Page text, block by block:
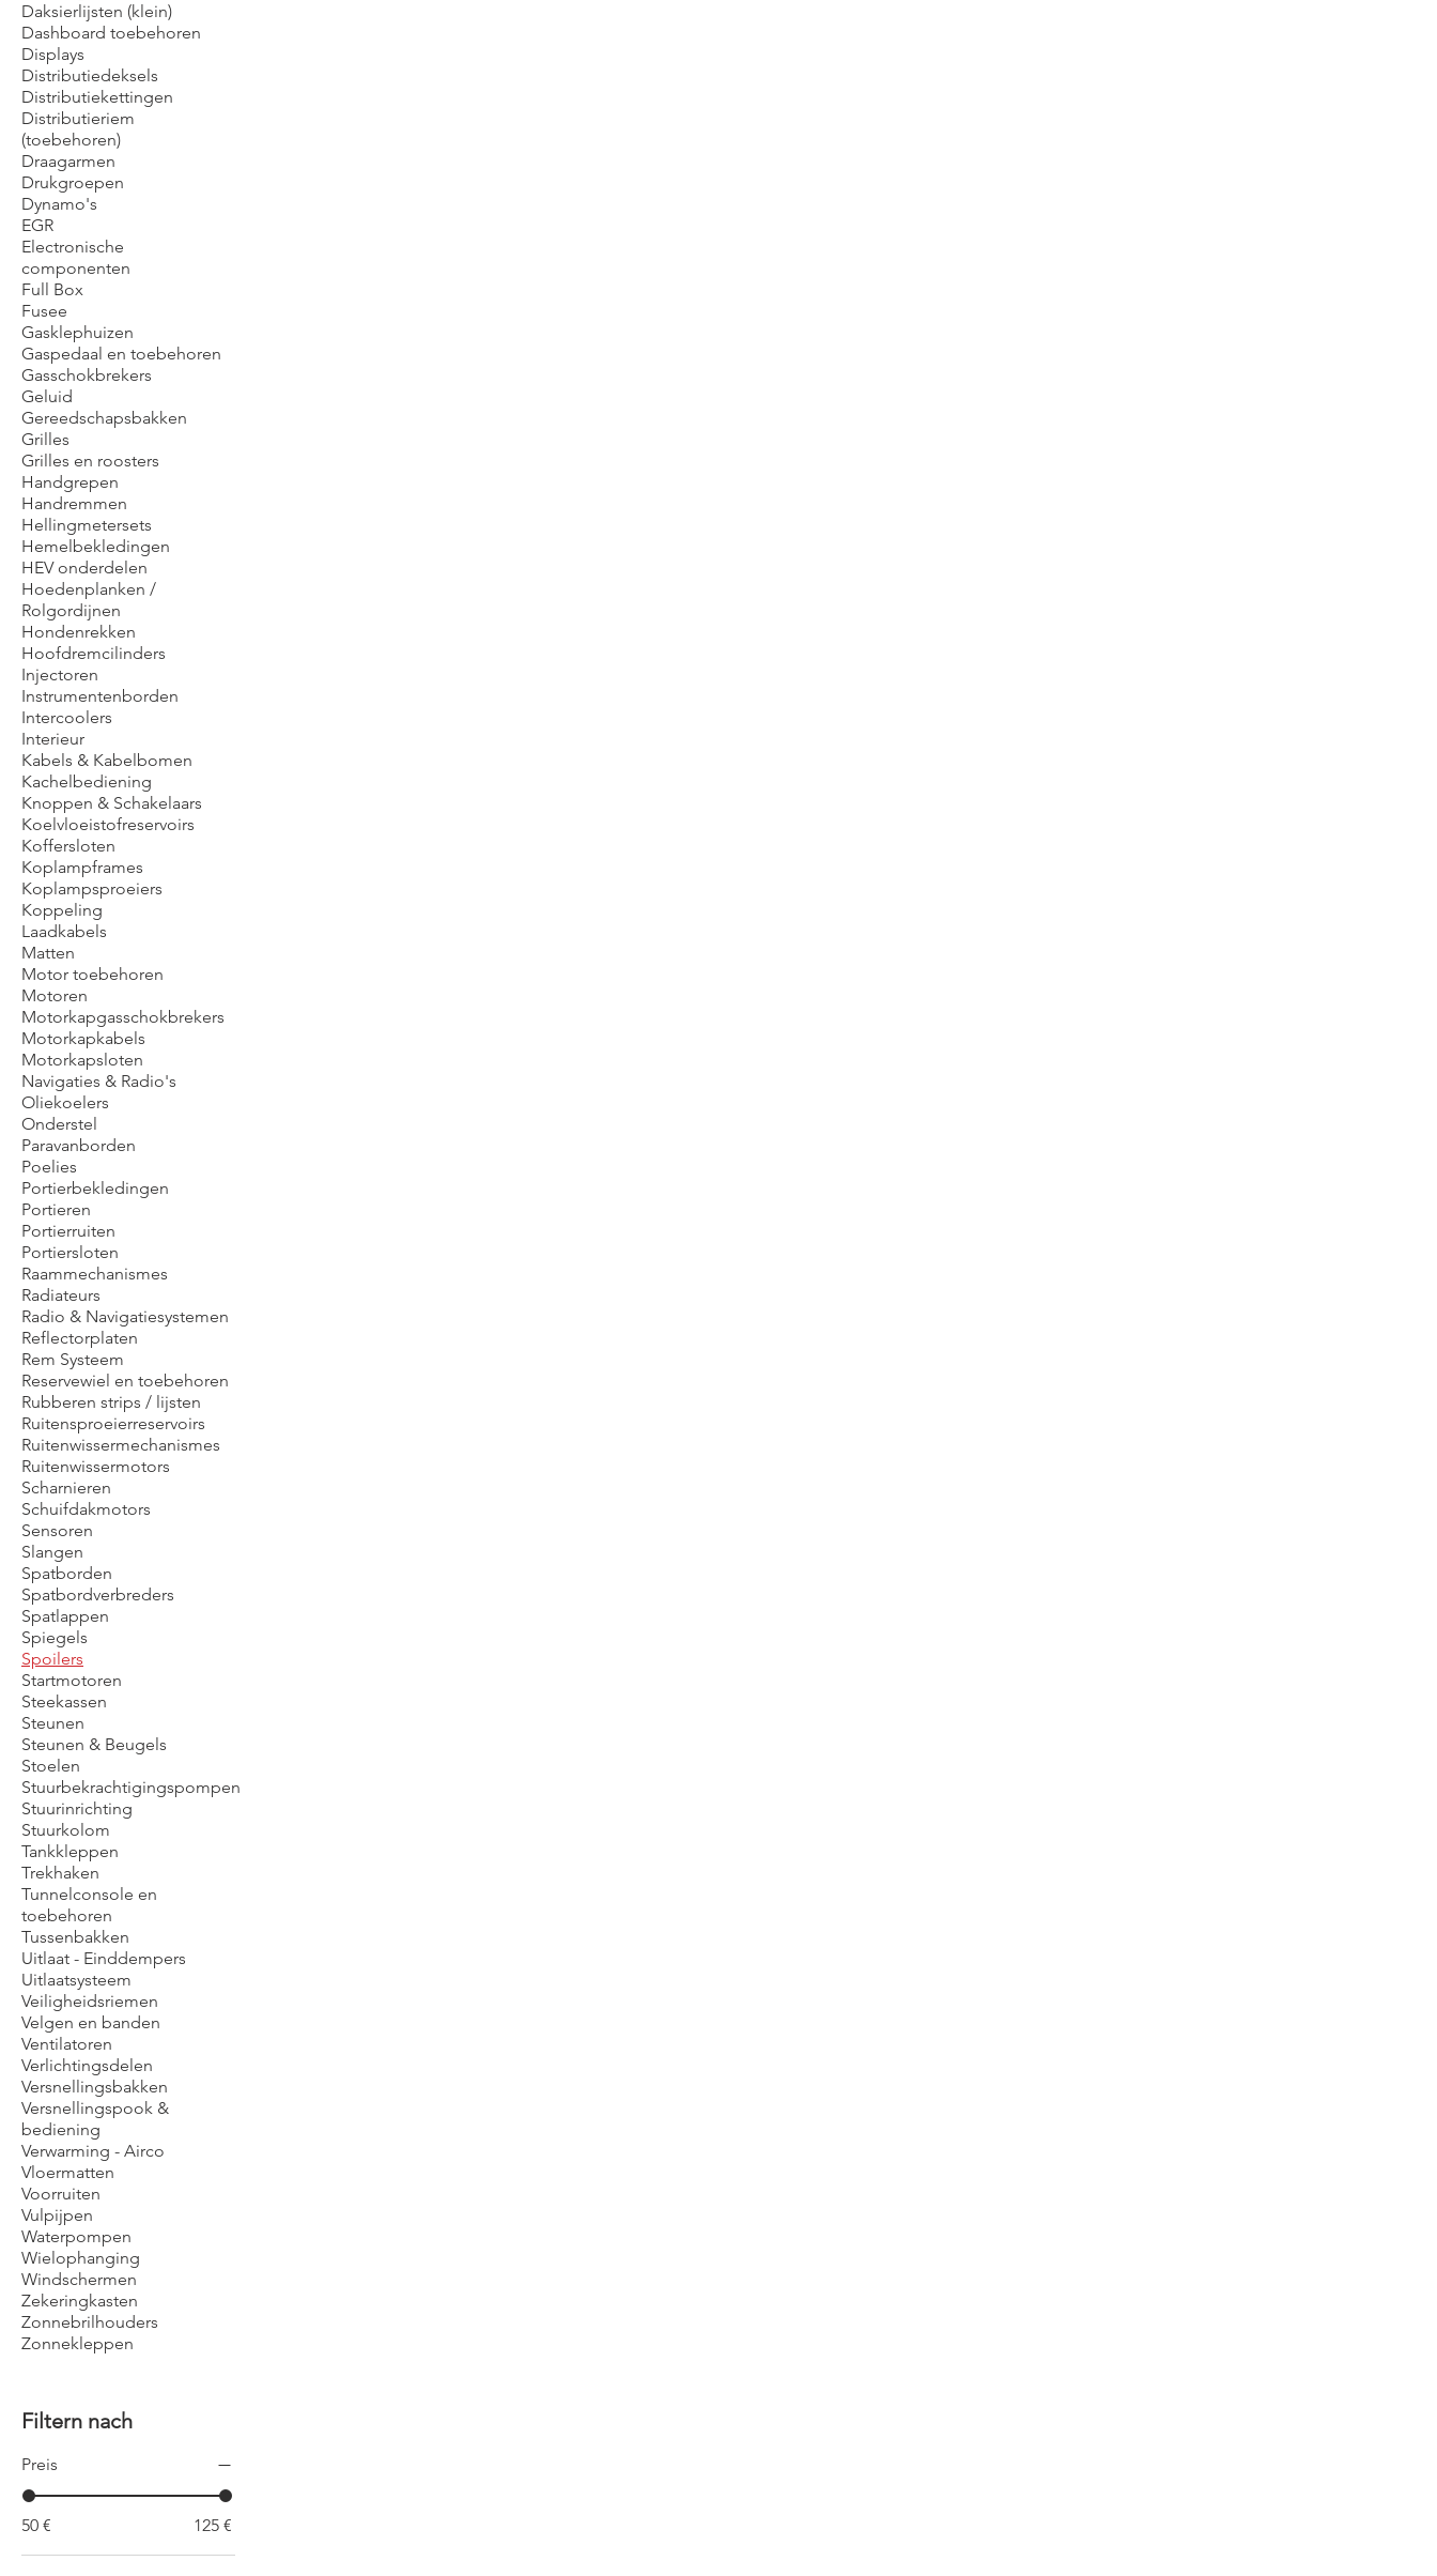
Daksierlijsten (klein)
Dashboard toebehoren
Displays
Distributiedeksels
Distributiekettingen
Distributieriem
(toebehoren)
Draagarmen
Drukgroepen
Dynamo's
EGR
Electronische
componenten
Full Box
Fusee
Gasklephuizen
Gaspedaal en toebehoren
Gasschokbrekers
Geluid
Gereedschapsbakken
Grilles
Grilles en roosters
Handgrepen
Handremmen
Hellingmetersets
Hemelbekledingen
HEV onderdelen
Hoedenplanken /
Rolgordijnen
Hondenrekken
Hoofdremcilinders
Injectoren
Instrumentenborden
Intercoolers
Interieur
Kabels & Kabelbomen
Kachelbediening
Knoppen & Schakelaars
Koelvloeistofreservoirs
Koffersloten
Koplampframes
Koplampsproeiers
Koppeling
Laadkabels
Matten
Motor toebehoren
Motoren
Motorkapgasschokbrekers
Motorkapkabels
Motorkapsloten
Navigaties & Radio's
Oliekoelers
Onderstel
Paravanborden
Poelies
Portierbekledingen
Portieren
Portierruiten
Portiersloten
Raammechanismes
Radiateurs
Radio & Navigatiesystemen
Reflectorplaten
Rem Systeem
Reservewiel en toebehoren
Rubberen strips / lijsten
Ruitensproeierreservoirs
Ruitenwissermechanismes
Ruitenwissermotors
Scharnieren
Schuifdakmotors
Sensoren
Slangen
Spatborden
Spatbordverbreders
Spatlappen
Spiegels
Spoilers
Startmotoren
Steekassen
Steunen
Steunen & Beugels
Stoelen
Stuurbekrachtigingspompen
Stuurinrichting
Stuurkolom
Tankkleppen
Trekhaken
Tunnelconsole en
toebehoren
Tussenbakken
Uitlaat - Einddempers
Uitlaatsysteem
Veiligheidsriemen
Velgen en banden
Ventilatoren
Verlichtingsdelen
Versnellingsbakken
Versnellingspook &
bediening
Verwarming - Airco
Vloermatten
Voorruiten
Vulpijpen
Waterpompen
Wielophanging
Windschermen
Zekeringkasten
Zonnebrilhouders
Zonnekleppen
Filtern nach
Preis
50 € 125 €